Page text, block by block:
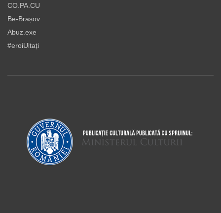
CO.PA.CU
Be-Brașov
Abuz.exe
#eroiUitați